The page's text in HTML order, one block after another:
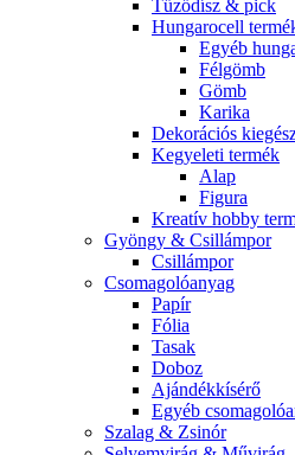
Tűződísz & pick
Hungarocell
Egyéb
Félgömb
Gömb
Karika
Dekorációs
Kegyeleti termék
Alap
Figura
Kreatív hobby
Gyöngy & Csillámpor
Csillámpor
Csomagolóanyag
Papír
Fólia
Tasak
Doboz
Ajándékkísérő
Egyéb
Szalag & Zsinór